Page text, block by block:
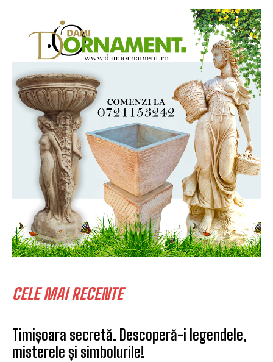
CELE MAI RECENTE
Timișoara secretă. Descoperă-i legendele,
misterele și simbolurile!